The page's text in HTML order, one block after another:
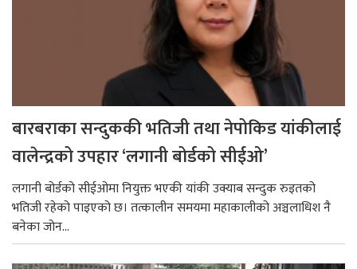
बारबराका सन्दुककी भतिजी तथा नेपोकिड यांकीलाई
वालेन्द्रको उपहार ‘लगानी बोर्डको सीईओ’
लगानी बोर्डको सीईओमा नियुक्त भएकी यांकी उक्याब सन्दुक रुइतको
भतिजी रहेको पाइएको छ। तत्कालीन समयमा महाकालीको अञ्चलाधिश नै
बनेका जोन...